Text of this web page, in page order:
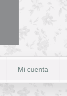
Mi cuenta